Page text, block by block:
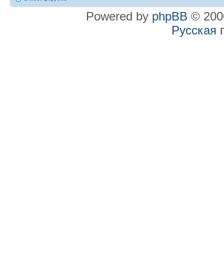
Powered by phpBB ©
Русская